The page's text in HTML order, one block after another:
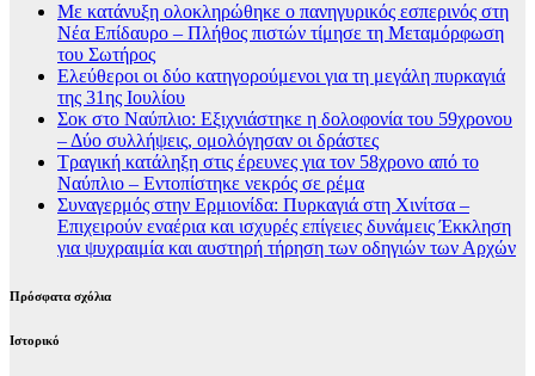
Με κατάνυξη ολοκληρώθηκε ο πανηγυρικός εσπερινός στη
Νέα Επίδαυρο – Πλήθος πιστών τίμησε τη Μεταμόρφωση
του Σωτήρος
Ελεύθεροι οι δύο κατηγορούμενοι για τη μεγάλη πυρκαγιά
της 31ης Ιουλίου
Σοκ στο Ναύπλιο: Εξιχνιάστηκε η δολοφονία του 59χρονου
– Δύο συλλήψεις, ομολόγησαν οι δράστες
Τραγική κατάληξη στις έρευνες για τον 58χρονο από το
Ναύπλιο – Εντοπίστηκε νεκρός σε ρέμα
Συναγερμός στην Ερμιονίδα: Πυρκαγιά στη Χινίτσα –
Επιχειρούν εναέρια και ισχυρές επίγειες δυνάμεις Έκκληση
για ψυχραιμία και αυστηρή τήρηση των οδηγιών των Αρχών
Πρόσφατα σχόλια
Ιστορικό